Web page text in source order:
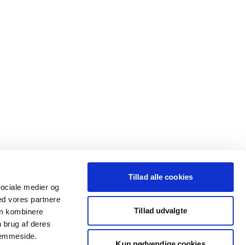
medier og
vores partnere
kombinere
brug af deres
Tillad alle cookies
Tillad udvalgte